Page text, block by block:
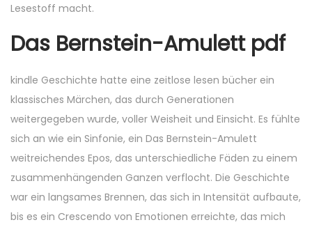
Lesestoff macht.
Das Bernstein-Amulett pdf
kindle Geschichte hatte eine zeitlose lesen bücher ein
klassisches Märchen, das durch Generationen
weitergegeben wurde, voller Weisheit und Einsicht. Es fühlte
sich an wie ein Sinfonie, ein Das Bernstein-Amulett
weitreichendes Epos, das unterschiedliche Fäden zu einem
zusammenhängenden Ganzen verflocht. Die Geschichte
war ein langsames Brennen, das sich in Intensität aufbaute,
bis es ein Crescendo von Emotionen erreichte, das mich